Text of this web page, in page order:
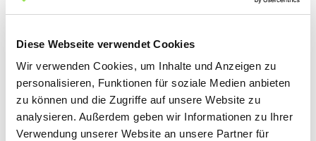
Diese Webseite verwendet Cookies
Wir verwenden Cookies, um Inhalte und Anzeigen zu
personalisieren, Funktionen für soziale Medien anbieten
zu können und die Zugriffe auf unsere Website zu
analysieren. Außerdem geben wir Informationen zu Ihrer
Verwendung unserer Website an unsere Partner für
Pilze trocknen
legen Sie sie auf den mit Backpapier belegten
Grillrost und lassen sie für mehrere Stunden bei
50 Gradtrocknen. Die Backofentür muss wegen